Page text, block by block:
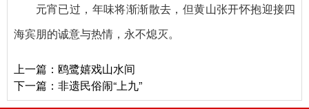
元宵已过，年味将渐渐散去，但黄山张开怀抱迎接四
海宾朋的诚意与热情，永不熄灭。
上一篇： 鸥鹭嬉戏山水间
下一篇： 非遗民俗闹“上九”